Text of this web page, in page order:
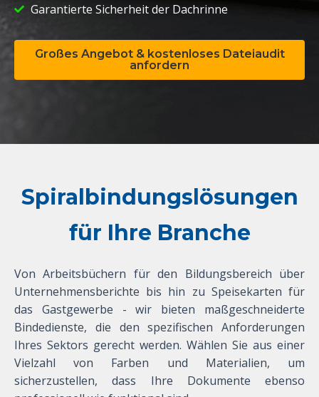
Garantierte Sicherheit der Dachrinne
Großes Angebot & kostenloses Dateiaudit
anfordern
Spiralbindungslösungen
für Ihre Branche
Von Arbeitsbüchern für den Bildungsbereich über
Unternehmensberichte bis hin zu Speisekarten für
das Gastgewerbe - wir bieten maßgeschneiderte
Bindedienste, die den spezifischen Anforderungen
Ihres Sektors gerecht werden. Wählen Sie aus einer
Vielzahl von Farben und Materialien, um
sicherzustellen, dass Ihre Dokumente ebenso